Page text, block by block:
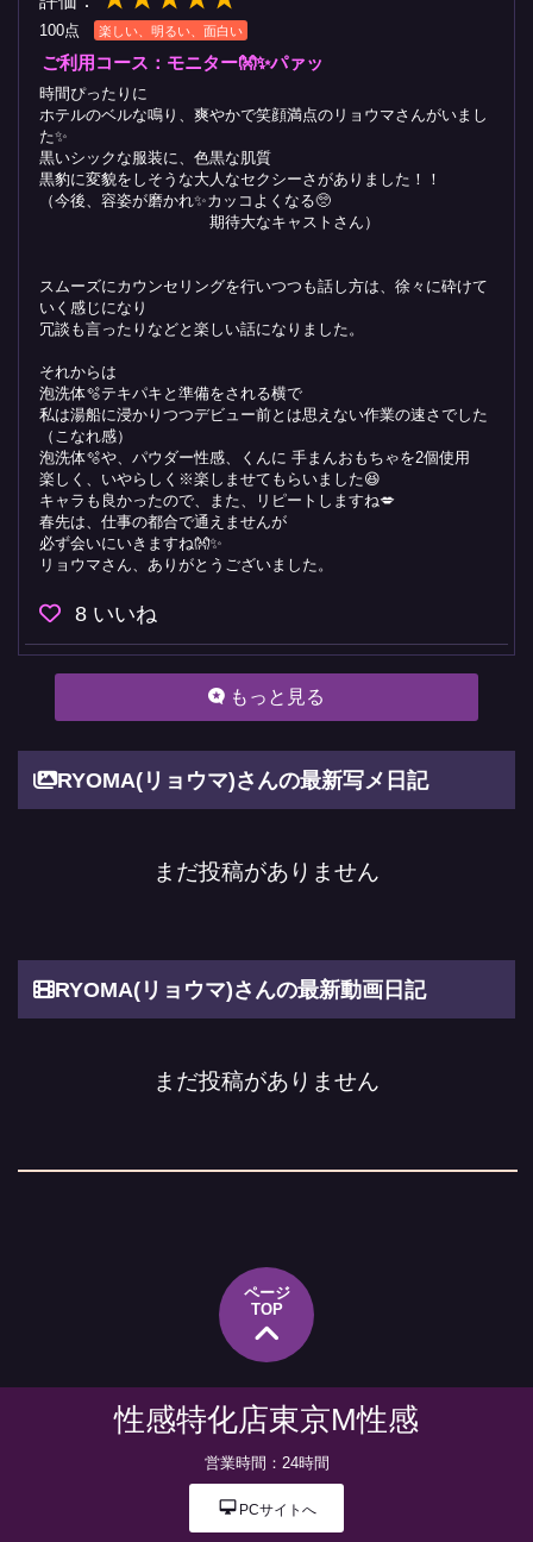
100点 楽しい、明るい、面白い
ご利用コース：モニター👐✨パァッ
時間ぴったりに
ホテルのベルな鳴り、爽やかで笑顔満点のリョウマさんがいまし
た✨
黒いシックな服装に、色黒な肌質
黒豹に変貌をしそうな大人なセクシーさがありました！！
（今後、容姿が磨かれ✨カッコよくなる🥺
期待大なキャストさん）
スムーズにカウンセリングを行いつつも話し方は、徐々に砕けて
いく感じになり
冗談も言ったりなどと楽しい話になりました。
それからは
泡洗体🫧テキパキと準備をされる横で
私は湯船に浸かりつつデビュー前とは思えない作業の速さでした
（こなれ感）
泡洗体🫧や、パウダー性感、くんに 手まんおもちゃを2個使用
楽しく、いやらしく※楽しませてもらいました😆
キャラも良かったので、また、リピートしますね💋
春先は、仕事の都合で通えませんが
必ず会いにいきますね👐✨
リョウマさん、ありがとうございました。
8 いいね
もっと見る
RYOMA(リョウマ)さんの最新写メ日記
まだ投稿がありません
RYOMA(リョウマ)さんの最新動画日記
まだ投稿がありません
ページ
TOP
性感特化店東京M性感
営業時間：24時間
desktop_mac PCサイトへ